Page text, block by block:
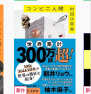
新作 新